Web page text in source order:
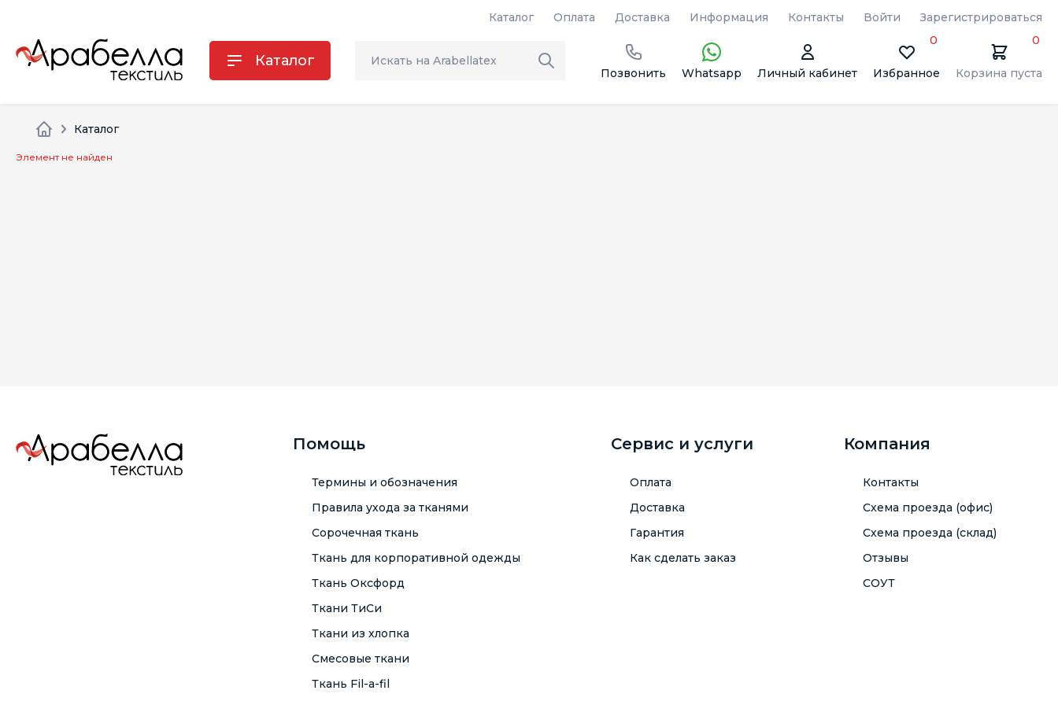
Каталог Оплата Доставка Информация Контакты Войти Зарегистрироваться
Каталог
Позвонить Whatsapp Личный кабинет Избранное
0
Корзина пуста
0
Каталог
Элемент не найден
Помощь
Термины и обозначения
Правила ухода за тканями
Сорочечная ткань
Ткань для корпоративной одежды
Ткань Оксфорд
Ткани ТиСи
Ткани из хлопка
Смесовые ткани
Ткань Fil-a-fil
Сервис и услуги
Оплата
Доставка
Гарантия
Как сделать заказ
Компания
Контакты
Схема проезда (офис)
Схема проезда (склад)
Отзывы
СОУТ